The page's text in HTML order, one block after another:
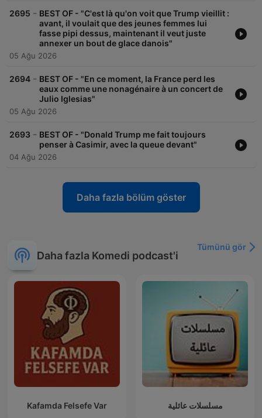
2695 - BEST OF - "C'est là qu'on voit que Trump vieillit :
avant, il voulait que des jeunes femmes lui
fasse pipi dessus, maintenant il veut juste
annexer un bout de glace danois"
05 Ağu 2026
2694 - BEST OF - "En ce moment, la France perd les
eaux comme une nonagénaire à un concert de
Julio Iglesias"
05 Ağu 2026
2693 - BEST OF - "Donald Trump me fait toujours
penser à Casimir, avec la queue devant"
04 Ağu 2026
Daha fazla bölüm göster
Daha fazla Komedi podcast'i
Tümünü gör
Kafamda Felsefe Var مسلسلات عائلية